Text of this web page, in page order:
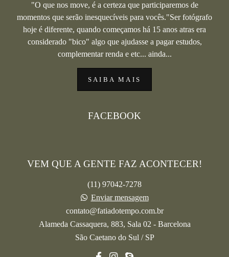
"O que nos move, é a certeza que participaremos de
momentos que serão inesquecíveis para vocês."Ser fotógrafo
hoje é diferente, quando começamos há 15 anos atras era
considerado "bico" algo que ajudasse a pagar estudos,
complementar renda e etc... ainda...
SAIBA MAIS
FACEBOOK
VEM QUE A GENTE FAZ ACONTECER!
(11) 97042-7278
Enviar mensagem
contato@fatiadotempo.com.br
Alameda Cassaquera, 883, Sala 02 - Barcelona
São Caetano do Sul / SP